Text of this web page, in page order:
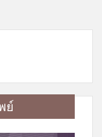
ย์